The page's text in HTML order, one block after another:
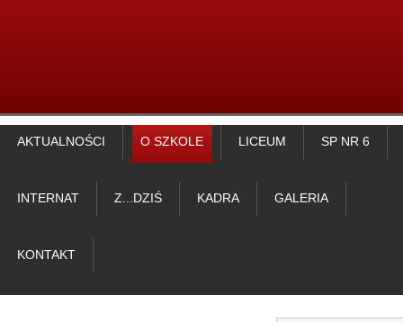
AKTUALNOŚCI O SZKOLE LICEUM SP NR 6
INTERNAT Z...DZIŚ KADRA GALERIA
KONTAKT